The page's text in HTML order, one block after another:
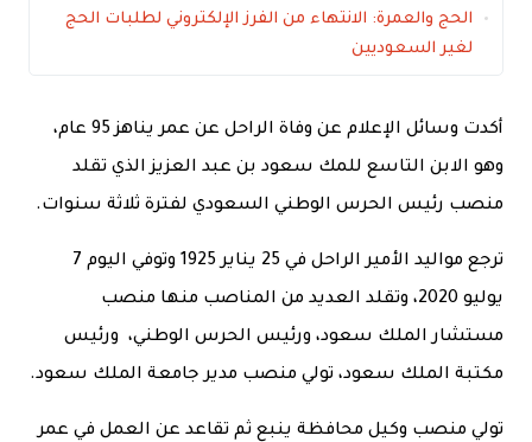
الحج والعمرة: الانتهاء من الفرز الإلكتروني لطلبات الحج
لغير السعوديين
أكدت وسائل الإعلام عن وفاة الراحل عن عمر يناهز 95 عام،
وهو الابن التاسع للمك سعود بن عبد العزيز الذي تقلد
منصب رئيس الحرس الوطني السعودي لفترة ثلاثة سنوات.
ترجع مواليد الأمير الراحل في 25 يناير 1925 وتوفي اليوم 7
يوليو 2020، وتقلد العديد من المناصب منها منصب
مستشار الملك سعود، ورئيس الحرس الوطني، ورئيس
مكتبة الملك سعود، تولي منصب مدير جامعة الملك سعود.
تولي منصب وكيل محافظة ينبع ثم تقاعد عن العمل في عمر